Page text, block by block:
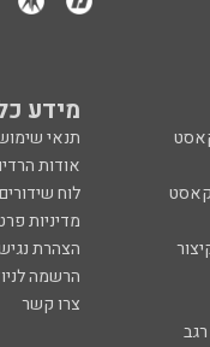
מידע
תנאי
אודות הרדיו
לוח שידורים
מדיניות
הצהרת
הרשמה
צרו קשר